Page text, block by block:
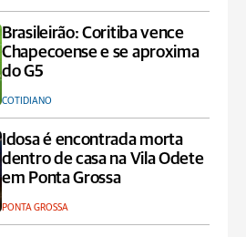
Brasileirão: Coritiba vence
Chapecoense e se aproxima
do G5
COTIDIANO
Idosa é encontrada morta
dentro de casa na Vila Odete
em Ponta Grossa
PONTA GROSSA